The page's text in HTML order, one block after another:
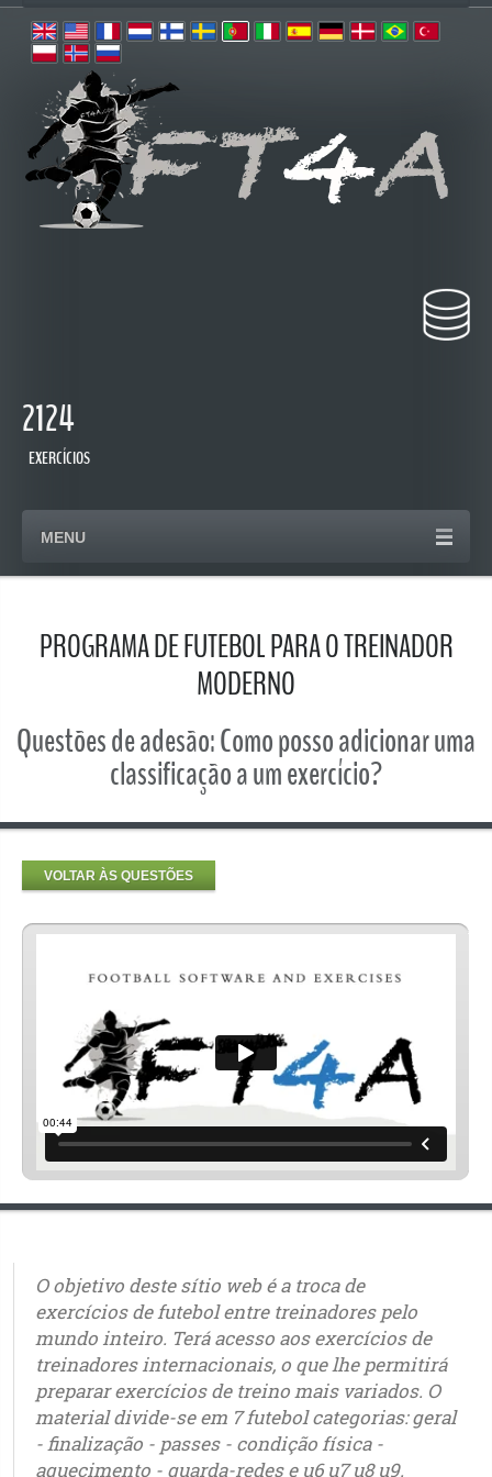
2124
EXERCÍCIOS
MENU
PROGRAMA DE FUTEBOL PARA O TREINADOR
MODERNO
Questões de adesão: Como posso adicionar uma
classificação a um exercício?
VOLTAR ÀS QUESTÕES
O objetivo deste sítio web é a troca de
exercícios de futebol entre treinadores pelo
mundo inteiro. Terá acesso aos exercícios de
treinadores internacionais, o que lhe permitirá
preparar exercícios de treino mais variados. O
material divide-se em 7 futebol categorias: geral
- finalização - passes - condição física -
aquecimento - guarda-redes e u6 u7 u8 u9.